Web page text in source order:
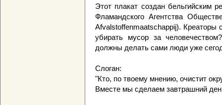
Этот плакат создан бельгийским
Фламандского Агентства
Afvalstoffenmaatschappij).
убирать мусор за
должны делать сами люди уже
Слоган:
"Кто, по твоему мнению, очистит
Вместе мы сделаем завтрашний